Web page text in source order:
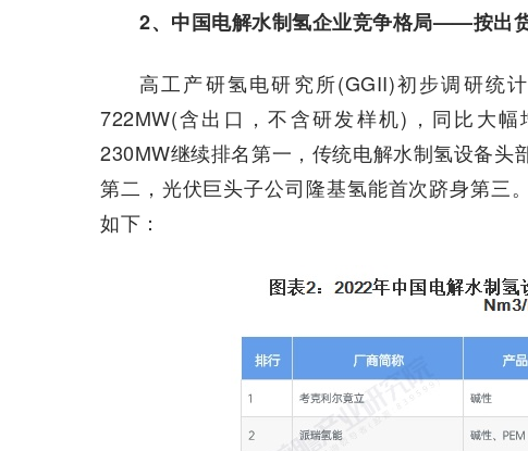
2、中国电解水制氢企业竞争格局——按出
高工产研氢电研究所(GGII)初步调研统
722MW(含出口，不含研发样机)，同比大
230MW继续排名第一，传统电解水制氢设备
第二，光伏巨头子公司隆基氢能首次跻身第三
如下：